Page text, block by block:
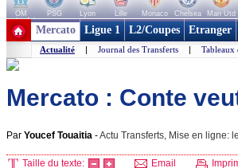
OM PSG Lyon Lille Monaco Chelsea Man Utd
+ de clubs
Mercato Ligue 1 L2/Coupes Etranger
Actualité | Journal des Transferts | Tableaux
Mercato : Conte
Par Youcef Touaitia -Actu Transferts, Mise en ligne: le
Taille du texte: Email